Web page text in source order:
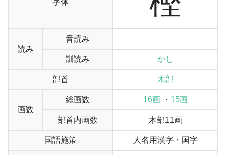
読み
音読み
訓読み かし
部首 木部
画数
総画数 16画・ 15画
部首内画数 木部11画
国語施策 人名用漢字・国字